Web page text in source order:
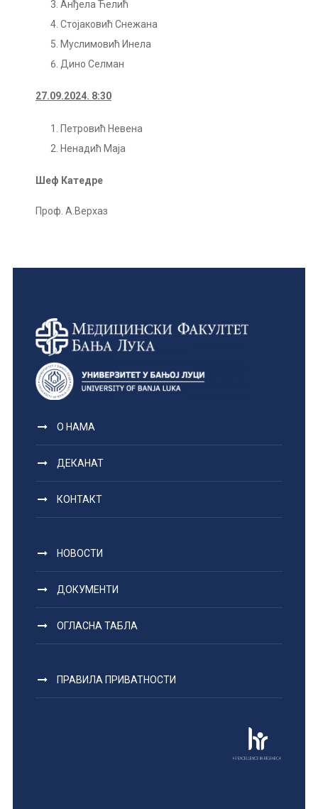
Анђела Ћелић
Стојаковић Снежана
Муслимовић Инела
Дино Селман
27.09.2024. 8:30
Петровић Невена
Ненадић Маја
Шеф Катедре
Проф. А.Верхаз
О НАМА
ДЕКАНАТ
КОНТАКТ
НОВОСТИ
ДОКУМЕНТИ
ОГЛАСНА ТАБЛА
ПРАВИЛА ПРИВАТНОСТИ